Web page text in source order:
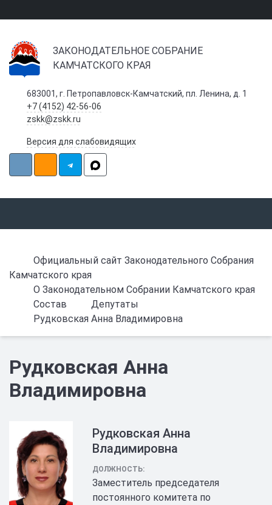
ЗАКОНОДАТЕЛЬНОЕ СОБРАНИЕ
КАМЧАТСКОГО КРАЯ
683001, г. Петропавловск-Камчатский, пл. Ленина, д. 1
+7 (4152) 42-56-06
zskk@zskk.ru
Версия для слабовидящих
Официальный сайт Законодательного Собрания
Камчатского края
О Законодательном Собрании Камчатского края
Состав
Депутаты
Рудковская Анна Владимировна
Рудковская Анна
Владимировна
Рудковская Анна
Владимировна
ДОЛЖНОСТЬ:
Заместитель председателя
постоянного комитета по